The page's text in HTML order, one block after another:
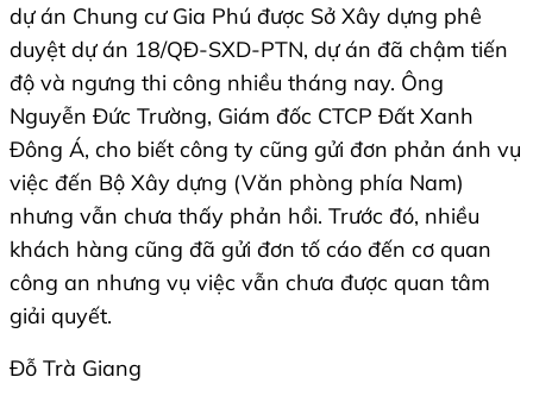
dự án Chung cư Gia Phú được Sở Xây dựng phê
duyệt dự án 18/QĐ-SXD-PTN, dự án đã chậm tiến
độ và ngưng thi công nhiều tháng nay. Ông
Nguyễn Đức Trường, Giám đốc CTCP Đất Xanh
Đông Á, cho biết công ty cũng gửi đơn phản ánh vụ
việc đến Bộ Xây dựng (Văn phòng phía Nam)
nhưng vẫn chưa thấy phản hồi. Trước đó, nhiều
khách hàng cũng đã gửi đơn tố cáo đến cơ quan
công an nhưng vụ việc vẫn chưa được quan tâm
giải quyết.
Đỗ Trà Giang